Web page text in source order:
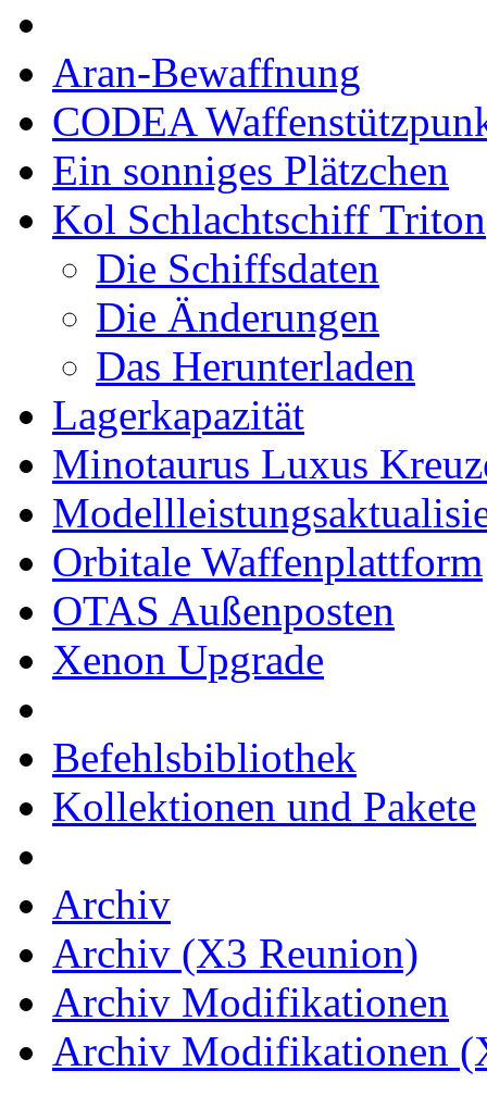
Aran-Bewaffnung
CODEA
Ein sonniges Plätzchen
Kol Schlachtschiff Triton
Die Schiffsdaten
Die Änderungen
Das Herunterladen
Lagerkapazität
Minotaurus Luxus
Orbitale Waffenplattform
OTAS Außenposten
Xenon Upgrade
Befehlsbibliothek
Kollektionen und Pakete
Archiv
Archiv (X3 Reunion)
Archiv Modifikationen
Archiv Modifikationen